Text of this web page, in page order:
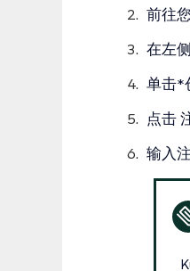
前往
在左
单击*
点击
输入